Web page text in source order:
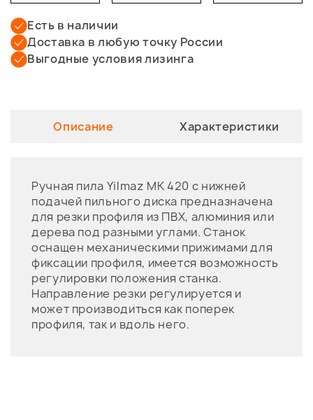
Есть в наличии
Доставка в любую точку России
Выгодные условия лизинга
Описание Характеристики
Ручная пила Yilmaz MK 420 с нижней
подачей пильного диска предназначена
для резки профиля из ПВХ, алюминия или
дерева под разными углами. Станок
оснащен механическими прижимами для
фиксации профиля, имеется возможность
регулировки положения станка.
Направление резки регулируется и
может производиться как поперек
профиля, так и вдоль него.